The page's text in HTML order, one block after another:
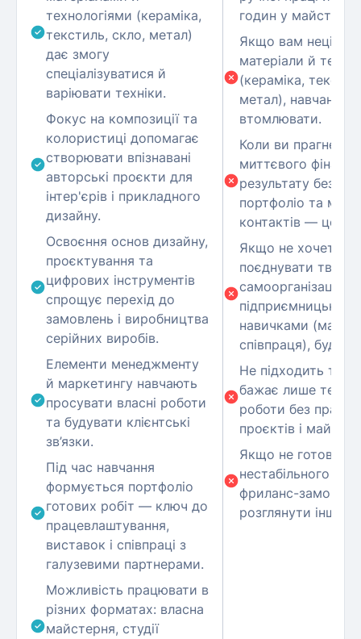
технологіями (кераміка,
текстиль, скло, метал)
дає змогу
спеціалізуватися й
варіювати техніки.
Фокус на композиції та
колористиці допомагає
створювати впізнавані
авторські проєкти для
інтер'єрів і прикладного
дизайну.
Освоєння основ дизайну,
проєктування та
цифрових інструментів
спрощує перехід до
замовлень і виробництва
серійних виробів.
Елементи менеджменту
й маркетингу навчають
просувати власні роботи
та будувати клієнтські
зв’язки.
Під час навчання
формується портфоліо
готових робіт — ключ до
працевлаштування,
виставок і співпраці з
галузевими партнерами.
Можливість працювати в
різних форматах: власна
майстерня, студії
годин у майстерні.
Якщо вам нецікаві
матеріали й
(кераміка,
метал), навчання
втомлювати.
Коли ви прагнете
миттєвого
результату без
портфоліо та
контактів — це
Якщо не хочете
поєднувати
самоорганізацією
підприємницькими
навичками
співпраця), буде
Не підходить тим,
бажає лише
роботи без
проєктів і
Якщо не готові до
нестабільного
фриланс-
розглянути інші